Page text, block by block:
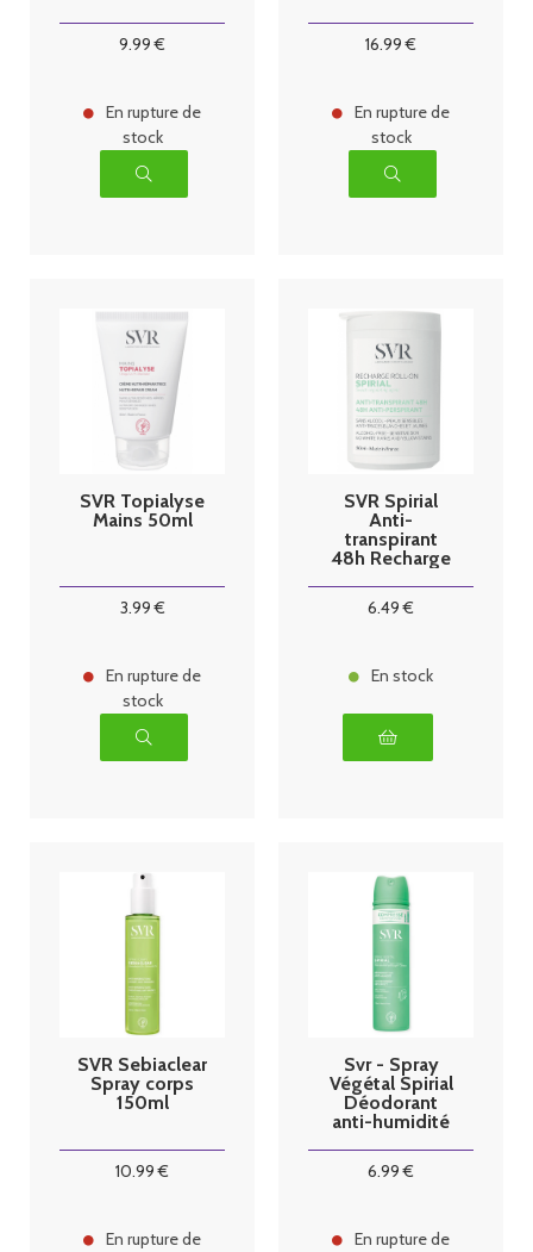
9.99 €
En rupture de
stock
16.99 €
En rupture de
stock
SVR Topialyse
Mains 50ml
3.99€
En rupture de
stock
SVR Spirial
Anti-
transpirant
48h Recharge
6.49 €
En stock
SVR Sebiaclear
Spray corps
150ml
10.99 €
En rupture de
Svr - Spray
Végétal Spirial
Déodorant
anti-humidité
6.99 €
En rupture de